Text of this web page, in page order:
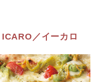
／イーカロ